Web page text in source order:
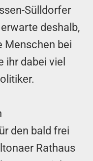
Sülldorfer
deshalb,
Menschen bei
ihr dabei viel
den bald frei
Rathaus